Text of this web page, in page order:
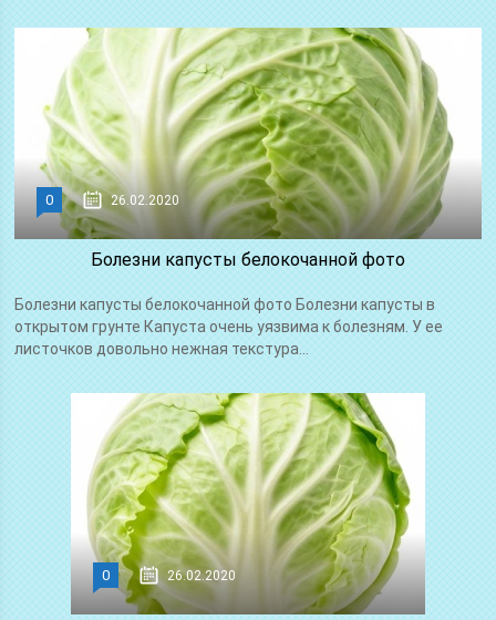
0 26.02.2020
Болезни капусты белокочанной фото
Болезни капусты белокочанной фото Болезни капусты в
открытом грунте Капуста очень уязвима к болезням. У ее
листочков довольно нежная текстура...
0 26.02.2020